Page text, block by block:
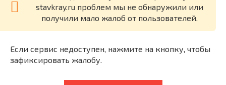
stavkray.ru проблем мы не обнаружили или
получили мало жалоб от пользователей.
Если сервис недоступен, нажмите на кнопку, чтобы
зафиксировать жалобу.